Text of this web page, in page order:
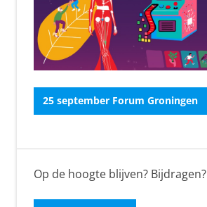
25 september Forum Groningen
Op de hoogte blijven? Bijdragen?